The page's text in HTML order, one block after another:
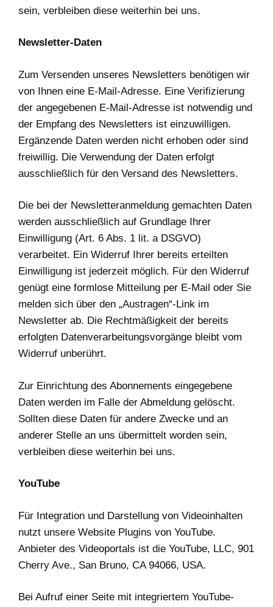
sein, verbleiben diese weiterhin bei uns.
Newsletter-Daten
Zum Versenden unseres Newsletters benötigen wir
von Ihnen eine E-Mail-Adresse. Eine Verifizierung
der angegebenen E-Mail-Adresse ist notwendig und
der Empfang des Newsletters ist einzuwilligen.
Ergänzende Daten werden nicht erhoben oder sind
freiwillig. Die Verwendung der Daten erfolgt
ausschließlich für den Versand des Newsletters.
Die bei der Newsletteranmeldung gemachten Daten
werden ausschließlich auf Grundlage Ihrer
Einwilligung (Art. 6 Abs. 1 lit. a DSGVO)
verarbeitet. Ein Widerruf Ihrer bereits erteilten
Einwilligung ist jederzeit möglich. Für den Widerruf
genügt eine formlose Mitteilung per E-Mail oder Sie
melden sich über den „Austragen“-Link im
Newsletter ab. Die Rechtmäßigkeit der bereits
erfolgten Datenverarbeitungsvorgänge bleibt vom
Widerruf unberührt.
Zur Einrichtung des Abonnements eingegebene
Daten werden im Falle der Abmeldung gelöscht.
Sollten diese Daten für andere Zwecke und an
anderer Stelle an uns übermittelt worden sein,
verbleiben diese weiterhin bei uns.
YouTube
Für Integration und Darstellung von Videoinhalten
nutzt unsere Website Plugins von YouTube.
Anbieter des Videoportals ist die YouTube, LLC, 901
Cherry Ave., San Bruno, CA 94066, USA.
Bei Aufruf einer Seite mit integriertem YouTube-